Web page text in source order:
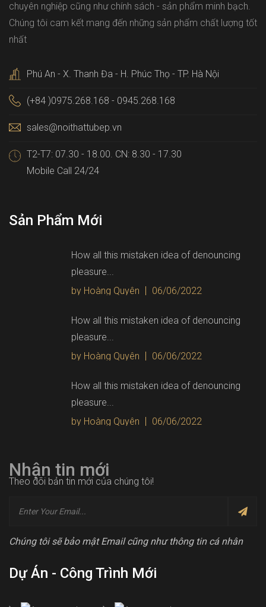
chuyên nghiệp cũng như chính sách - sản phẩm minh bạch.
Chúng tôi cam kết mang đến những sản phẩm chất lượng tốt
nhất
Phú An - X. Thanh Đa - H. Phúc Thọ - TP. Hà Nội
(+84 )0975.268.168 - 0945.268.168
sales@noithattubep.vn
T2-T7: 07.30 - 18.00. CN: 8.30 - 17.30
Mobile Call 24/24
Sản Phẩm Mới
How all this mistaken idea of denouncing
pleasure...
by Hoàng Quyên
06/06/2022
How all this mistaken idea of denouncing
pleasure...
by Hoàng Quyên
06/06/2022
How all this mistaken idea of denouncing
pleasure...
by Hoàng Quyên
06/06/2022
Nhận tin mới
Theo dõi bản tin mới của chúng tôi!
Chúng tôi sẽ bảo mật Email cũng như thông tin cá nhân
Dự Án - Công Trình Mới